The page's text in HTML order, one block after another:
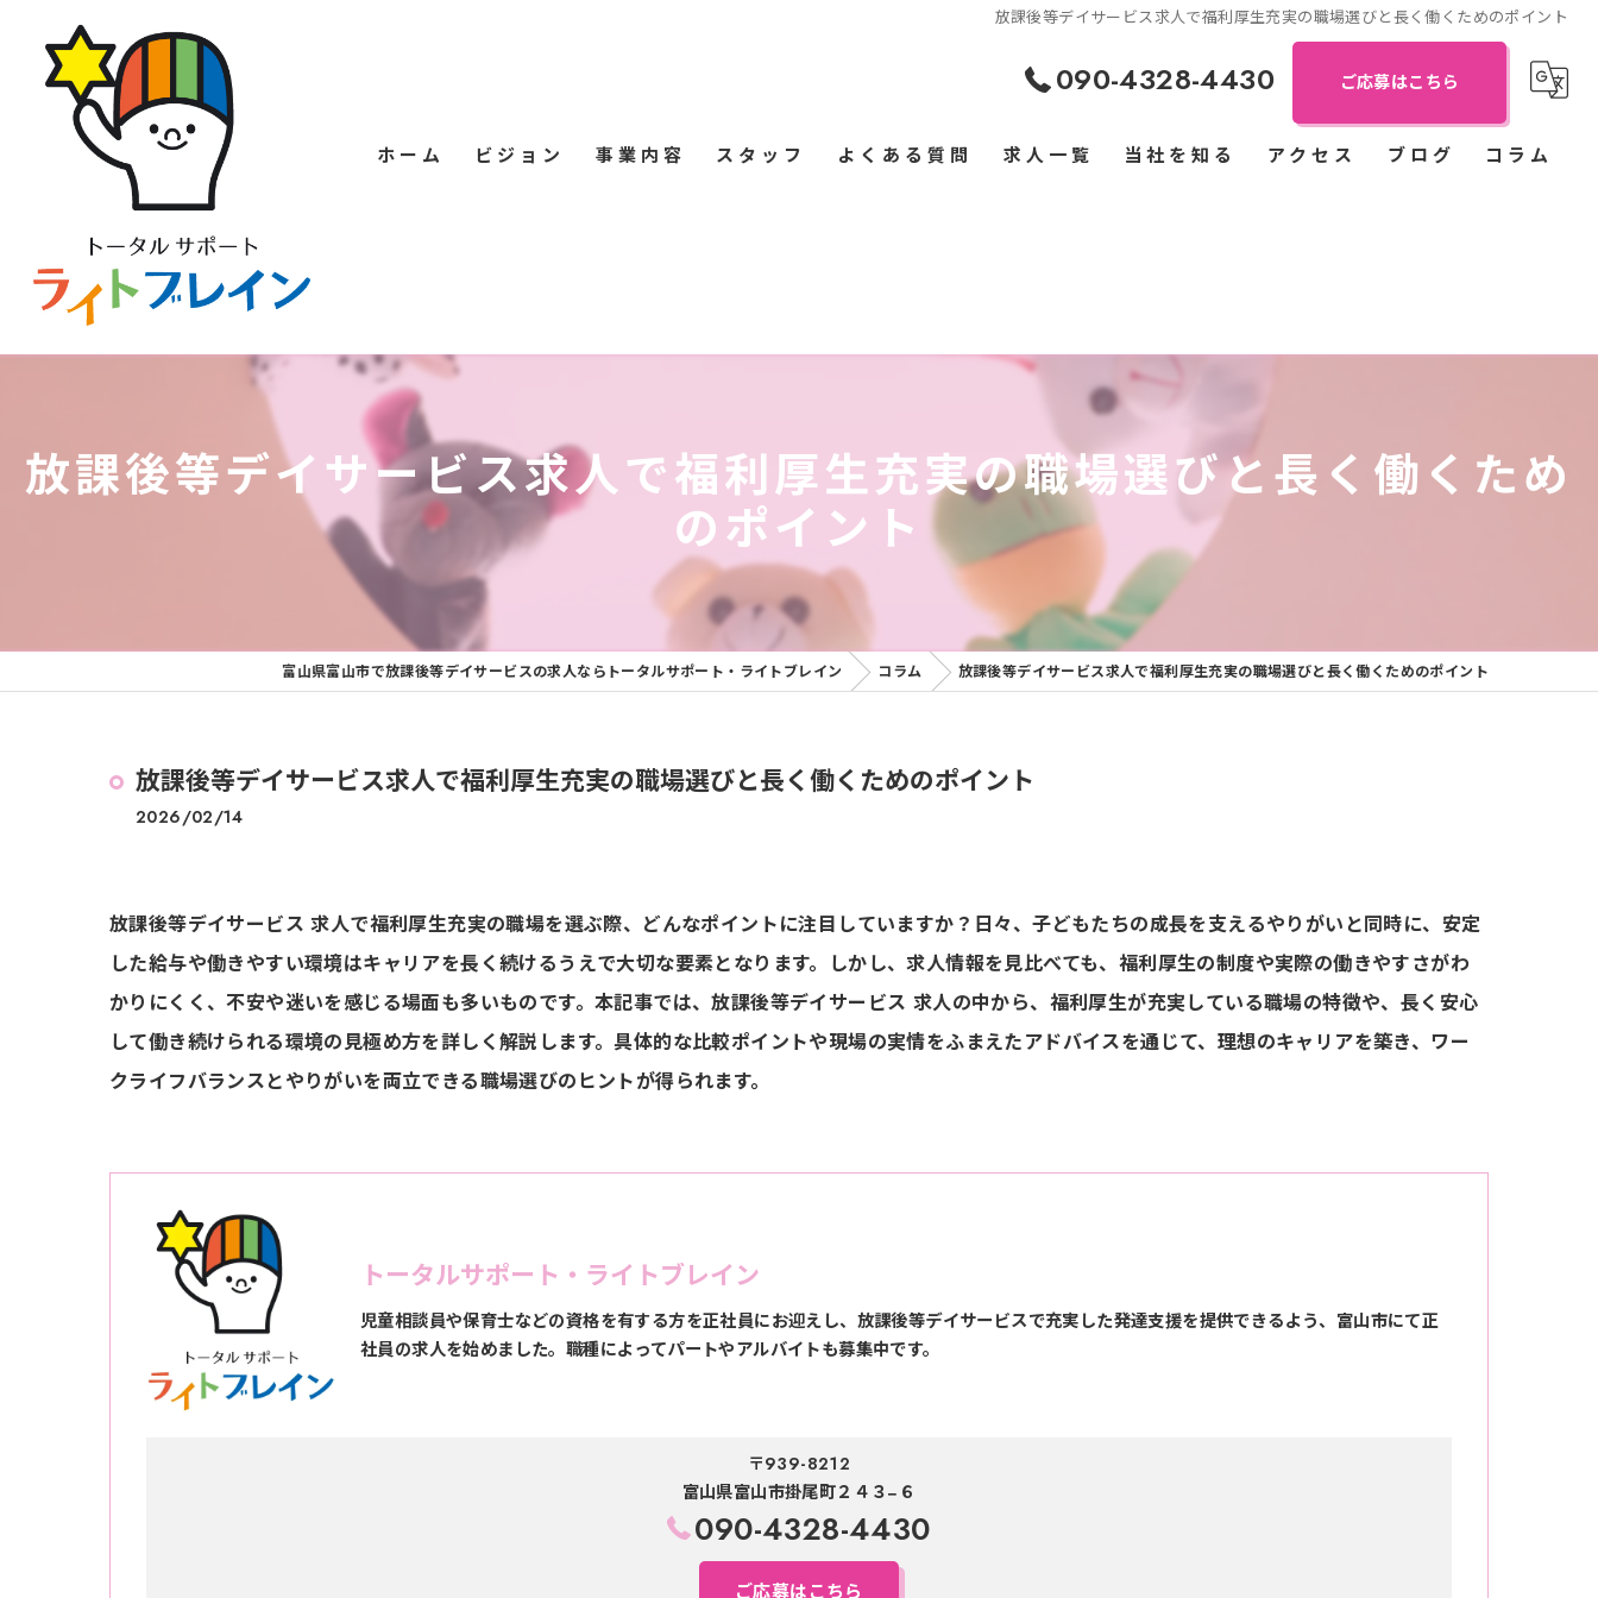
放課後等デイサービス求人で福利厚生充実の職場選びと長く働くためのポイント
090-4328-4430 ご応募はこちら
ホーム ビジョン 事業内容 スタッフ よくある質問 求人一覧 当社を知る
パート
送迎ドライバー
アクセス ブログ コラム
放課後等デイサービス求人で福利厚生充実の職場選びと長く働くため
のポイント
富山県富山市で放課後等デイサービスの求人ならトータルサポート・ライトブレイン コラム 放課後等デイサービス求人で福利厚生充実の職場選びと長く働くためのポイント
放課後等デイサービス求人で福利厚生充実の職場選びと長く働くためのポイント
2026/02/14
放課後等デイサービス 求人で福利厚生充実の職場を選ぶ際、どんなポイントに注目していますか？日々、子どもたちの成長を支えるやりがいと同時に、安定
した給与や働きやすい環境はキャリアを長く続けるうえで大切な要素となります。しかし、求人情報を見比べても、福利厚生の制度や実際の働きやすさがわ
かりにくく、不安や迷いを感じる場面も多いものです。本記事では、放課後等デイサービス 求人の中から、福利厚生が充実している職場の特徴や、長く安心
して働き続けられる環境の見極め方を詳しく解説します。具体的な比較ポイントや現場の実情をふまえたアドバイスを通じて、理想のキャリアを築き、ワー
クライフバランスとやりがいを両立できる職場選びのヒントが得られます。
トータルサポート・ライトブレイン
児童相談員や保育士などの資格を有する方を正社員にお迎えし、放課後等デイサービスで充実した発達支援を提供できるよう、富山市にて正
社員の求人を始めました。職種によってパートやアルバイトも募集中です。
〒939-8212
富山県富山市掛尾町２４３−６
090-4328-4430
ご応募はこちら